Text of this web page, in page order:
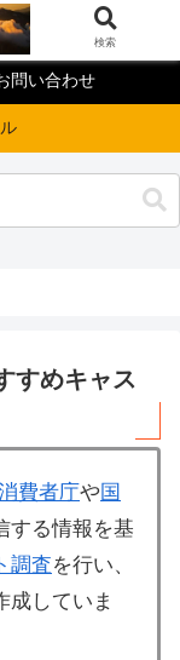
問い合わせ
すめキャス
費者庁や 国
する情報を基
調査を行い、
成していま
検索